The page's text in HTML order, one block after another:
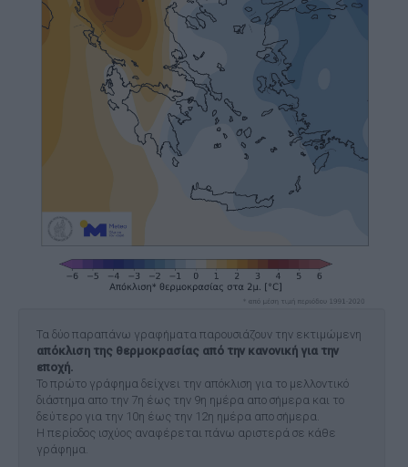
Τα δύο παραπάνω γραφήματα παρουσιάζουν την εκτιμώμενη
απόκλιση της θερμοκρασίας από την κανονική για την
εποχή.
Το πρώτο γράφημα δείχνει την απόκλιση για το μελλοντικό
διάστημα απο την 7η έως την 9η ημέρα απο σήμερα και το
δεύτερο για την 10η έως την 12η ημέρα απο σήμερα.
Η περίοδος ισχύος αναφέρεται πάνω αριστερά σε κάθε
γράφημα.